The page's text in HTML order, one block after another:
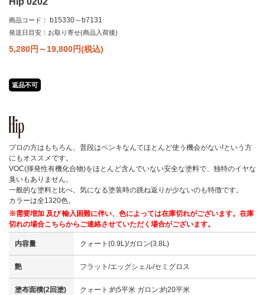
商品コード： b15330～b7131
発送日目安：お取り寄せ(商品入荷後)
5,280円～19,800円(税込)
返品不可
プロの方はもちろん、普段はペンキなんてほとんど使う機会がない!という方
にもオススメです。
VOC(揮発性有機化合物)をほとんど含んでいない安全な塗料で、独特のイヤな
臭いもありません。
一般的な塗料と比べ、気になる塗装時の跳ね返りが少ないのも特徴です。
カラーは全1320色。
※需要増加 及び 輸入困難に伴い、色によっては在庫切れがございます。在庫
切れの場合こちらからご連絡させていただく場合がございます。
内容量 クォート(0.9L)/ガロン(3.8L)
艶 フラット/エッグシェル/セミグロス
塗布面積(2回塗) クォート:約5平米 ガロン:約20平米